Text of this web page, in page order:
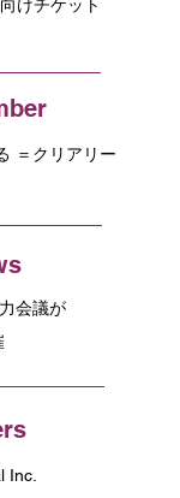
けチケット
＝クリアリー
会議が
Inc.